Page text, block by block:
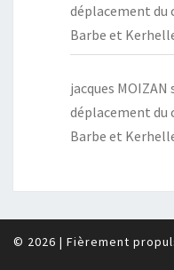
déplacement du
Barbe et
jacques MOIZAN
déplacement du
Barbe et
© 2026 | Fièrement